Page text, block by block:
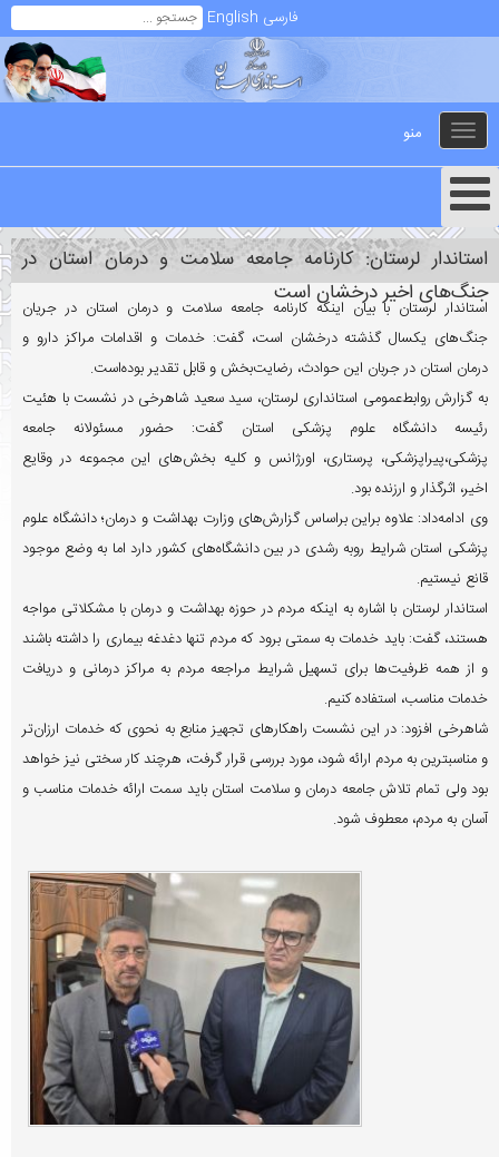
فارسی English
Toggle
navigation
منو
استاندار لرستان: کارنامه جامعه سلامت و درمان استان در
جنگ‌های اخیر درخشان است
استاندار لرستان با بیان اینکه کارنامه جامعه سلامت و درمان استان در جریان
جنگ‌های یکسال گذشته درخشان است، گفت: خدمات و اقدامات مراکز دارو و
درمان استان در جربان این حوادث، رضایت‌بخش و قابل تقدیر بوده‌است.
به گزارش روابط‌عمومی استانداری لرستان، سید سعید شاهرخی در نشست با هئیت
رئیسه دانشگاه علوم پزشکی استان گفت: حضور مسئولانه جامعه
پزشکی،پیراپزشکی، پرستاری، اورژانس و کلیه بخش‌های این مجموعه در وقایع
اخیر، اثرگذار و ارزنده بود.
وی ادامه‌داد: علاوه براین براساس گزارش‌های وزارت بهداشت و درمان؛ دانشگاه علوم
پزشکی استان شرایط روبه رشدی در بین دانشگاه‌های کشور دارد اما به وضع موجود
قانع نیستیم.
استاندار لرستان با اشاره به اینکه مردم در حوزه بهداشت و درمان با مشکلاتی مواجه
هستند، گفت: باید خدمات به سمتی برود که مردم تنها دغدغه بیماری را داشته باشند
و از همه ظرفیت‌ها برای تسهیل شرایط مراجعه مردم به مراکز درمانی و دریافت
خدمات مناسب، استفاده کنیم.
شاهرخی افزود: در این نشست راهکارهای تجهیز منابع به نحوی که خدمات ارزان‌تر
و مناسبترین به مردم ارائه شود، مورد بررسی قرار گرفت، هرچند کار سختی نیز خواهد
بود ولی تمام تلاش جامعه درمان و سلامت استان باید سمت ارائه خدمات مناسب و
آسان به مردم، معطوف شود.